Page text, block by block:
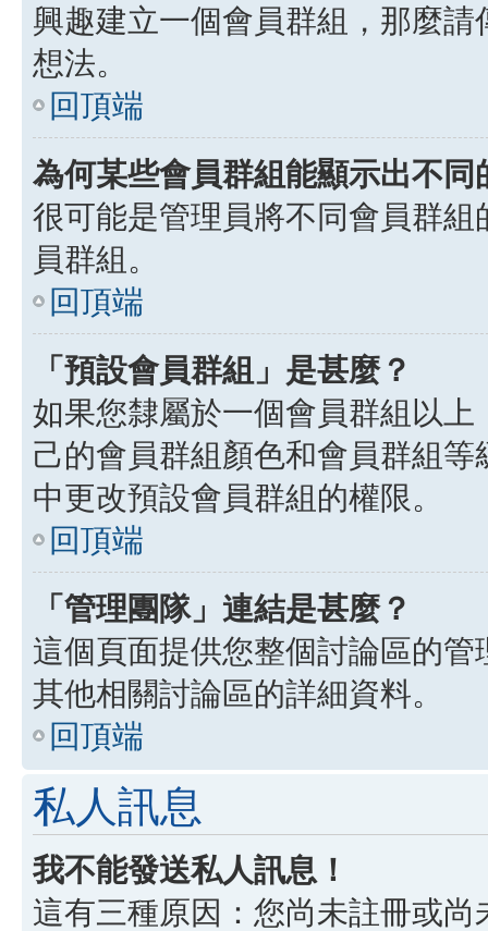
興趣建立一個會員群組，那麼
想法。
回頂端
為何某些會員群組能顯示出不同
很可能是管理員將不同會員群
員群組。
回頂端
「預設會員群組」是甚麼？
如果您隸屬於一個會員群組以
己的會員群組顏色和會員群組
中更改預設會員群組的權限。
回頂端
「管理團隊」連結是甚麼？
這個頁面提供您整個討論區的
其他相關討論區的詳細資料。
回頂端
私人訊息
我不能發送私人訊息！
這有三種原因：您尚未註冊或